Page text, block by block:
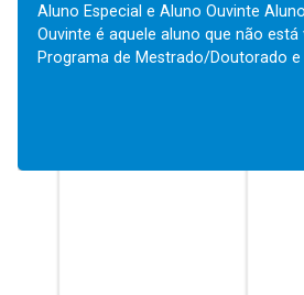
Aluno Especial e Aluno Ouvinte
Ouvinte é aquele aluno que não
Programa de Mestrado/Doutorado e